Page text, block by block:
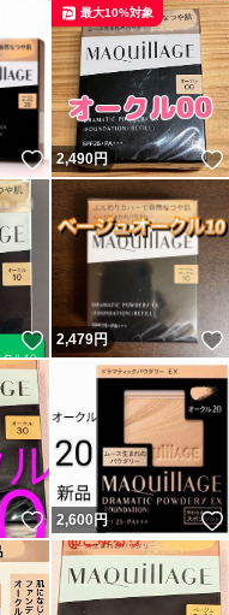
いいね！
2,490円
最大10%対象
いいね！
2,479円
いいね！
2,600 円